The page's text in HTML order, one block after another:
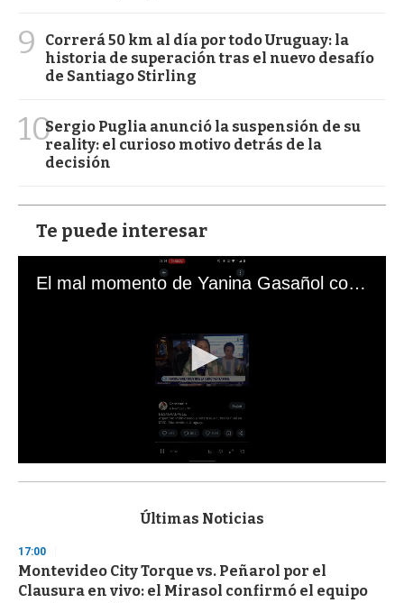
9
Correrá 50 km al día por todo Uruguay: la
historia de superación tras el nuevo desafío
de Santiago Stirling
10Sergio Puglia anunció la suspensión de su
reality: el curioso motivo detrás de la
decisión
Te puede interesar
El mal momento de Yanina Gasañol con un hincha argentino en "Subrayado"
s
d
s
o
f
Últimas Noticias
17:00
Montevideo City Torque vs. Peñarol por el
Clausura en vivo: el Mirasol confirmó el equipo